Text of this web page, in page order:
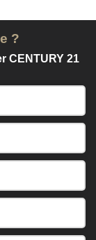
?
CENTURY 21